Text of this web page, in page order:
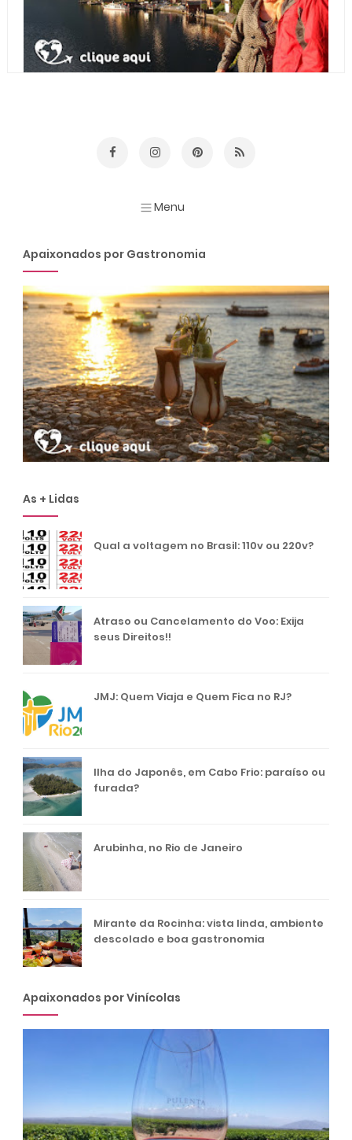
Apaixonados por Gastronomia
As + Lidas
Qual a voltagem no Brasil: 110v ou 220v?
Atraso ou Cancelamento do Voo: Exija
seus Direitos!!
JMJ: Quem Viaja e Quem Fica no RJ?
Ilha do Japonês, em Cabo Frio: paraíso ou
furada?
Arubinha, no Rio de Janeiro
Mirante da Rocinha: vista linda, ambiente
descolado e boa gastronomia
Apaixonados por Vinícolas